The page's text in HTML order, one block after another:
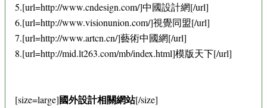
5.[url=http://www.cndesign.com/]中國設計網[/url]
6.[url=http://www.visionunion.com/]視覺同盟[/url]
7.[url=http://www.artcn.cn/]藝術中國網[/url]
8.[url=http://mid.lt263.com/mb/index.html]模版天下[/url]
[size=large]國外設計相關網站[/size]